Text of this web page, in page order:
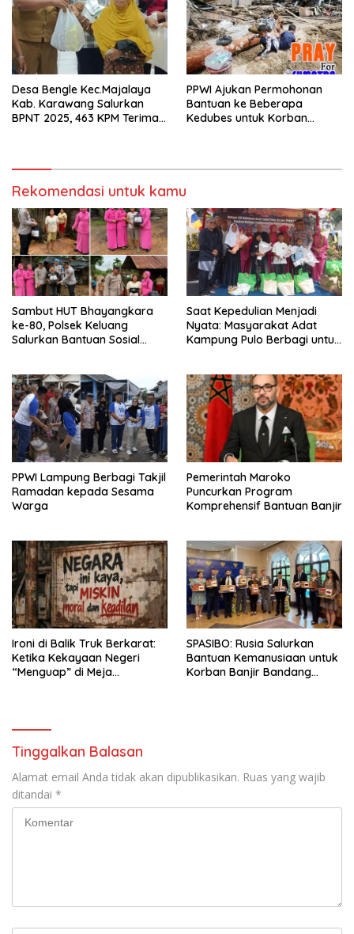
Desa Bengle Kec.Majalaya
Kab. Karawang Salurkan
BPNT 2025, 463 KPM Terima
PPWI Ajukan Permohonan
Bantuan ke Beberapa
Kedubes untuk Korban
Rekomendasi untuk kamu
Sambut HUT Bhayangkara
ke-80, Polsek Keluang
Salurkan Bantuan Sosial
Saat Kepedulian Menjadi
Nyata: Masyarakat Adat
Kampung Pulo Berbagi untuk
PPWI Lampung Berbagi Takjil
Ramadan kepada Sesama
Warga
Pemerintah Maroko
Puncurkan Program
Komprehensif Bantuan Banjir
Ironi di Balik Truk Berkarat:
Ketika Kekayaan Negeri
“Menguap” di Meja
SPASIBO: Rusia Salurkan
Bantuan Kemanusiaan untuk
Korban Banjir Bandang
Tinggalkan Balasan
Alamat email Anda tidak akan dipublikasikan. Ruas yang wajib
ditandai *